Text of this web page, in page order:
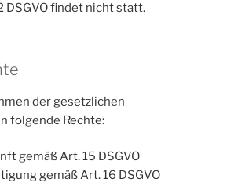
DSGVO findet nicht statt.
der gesetzlichen
folgende Rechte:
gemäß Art. 15 DSGVO
gemäß Art. 16 DSGVO